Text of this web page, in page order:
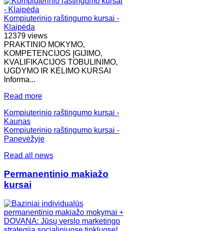
Kompiuterinio raštingumo kursai -
Klaipėda
12379 views
PRAKTINIO MOKYMO,
KOMPETENCIJOS ĮGIJIMO,
KVALIFIKACIJOS TOBULINIMO,
UGDYMO IR KĖLIMO KURSAI
Informa...
Read more
Kompiuterinio raštingumo kursai -
Kaunas
Kompiuterinio raštingumo kursai -
Panevėžyje
Read all news
Permanentinio makiažo
kursai